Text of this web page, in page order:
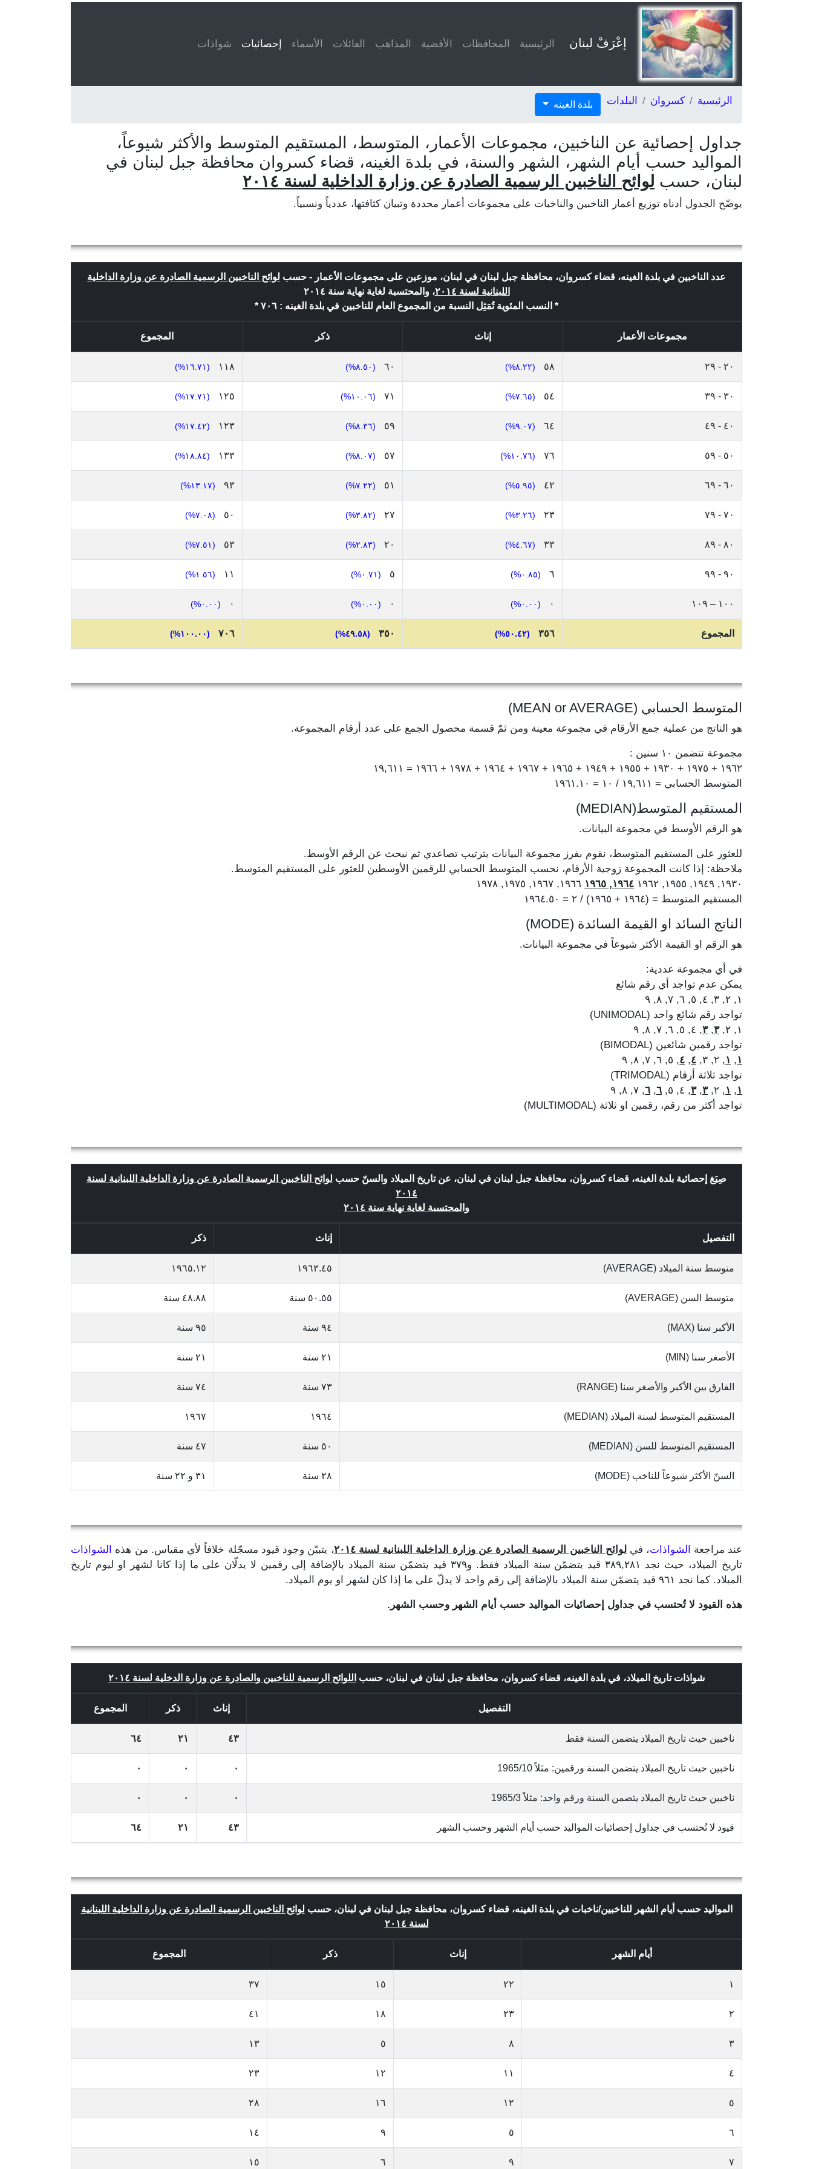
إعْرَفْ لبنان الرئيسية المحافظات الأقضية المذاهب العائلات الأسماء إحصائيات شواذات
الرئيسية كسروان البلدات بلدة الغينه
جداول إحصائية عن الناخبين، مجموعات الأعمار، المتوسط، المستقيم المتوسط والأكثر شيوعاً،
المواليد حسب أيام الشهر، الشهر والسنة، في بلدة الغينه، قضاء كسروان محافظة جبل لبنان في
لبنان، حسب لوائح الناخبين الرسمية الصادرة عن وزارة الداخلية لسنة ٢٠١٤
يوضّح الجدول أدناه توزيع أعمار الناخبين والناخبات على مجموعات أعمار محددة وتبيان كثافتها، عددياً ونسبياً.
عدد الناخبين في بلدة الغينه، قضاء كسروان، محافظة جبل لبنان في لبنان، موزعين على مجموعات الأعمار - حسب لوائح الناخبين الرسمية الصادرة عن وزارة الداخلية
اللبنانية لسنة ٢٠١٤
، والمحتسبة لغاية نهاية سنة ٢٠١٤
* النسب المئوية تُمَثِل النسبة من المجموع العام للناخبين في بلدة الغينه : ٧٠٦ *
مجموعات الأعمار إناث ذكر المجموع
٢٠ - ٢٩ ٥٨ (٨.٢٢%) ٦٠ (٨.٥٠%) ١١٨ (١٦.٧١%)
٣٠ - ٣٩ ٥٤ (٧.٦٥%) ٧١ (١٠.٠٦%) ١٢٥ (١٧.٧١%)
٤٠ - ٤٩ ٦٤ (٩.٠٧%) ٥٩ (٨.٣٦%) ١٢٣ (١٧.٤٢%)
٥٠ - ٥٩ ٧٦ (١٠.٧٦%) ٥٧ (٨.٠٧%) ١٣٣ (١٨.٨٤%)
٦٠ - ٦٩ ٤٢ (٥.٩٥%) ٥١ (٧.٢٢%) ٩٣ (١٣.١٧%)
٧٠ - ٧٩ ٢٣ (٣.٢٦%) ٢٧ (٣.٨٢%) ٥٠ (٧.٠٨%)
٨٠ - ٨٩ ٣٣ (٤.٦٧%) ٢٠ (٢.٨٣%) ٥٣ (٧.٥١%)
٩٠ - ٩٩ ٦ (٠.٨٥%) ٥ (٠.٧١%) ١١ (١.٥٦%)
١٠٠ – ١٠٩ ٠ (٠.٠٠%) ٠ (٠.٠٠%) ٠ (٠.٠٠%)
المجموع ٣٥٦ (٥٠.٤٢%) ٣٥٠ (٤٩.٥٨%) ٧٠٦ (١٠٠.٠٠%)
المتوسط الحسابي (MEAN or AVERAGE)
هو الناتج من عملية جمع الأرقام في مجموعة معينة ومن ثمّ قسمة محصول الجمع على عدد أرقام المجموعة.
مجموعة تتضمن ١٠ سنين :
١٩٦٢ + ١٩٧٥ + ١٩٣٠ + ١٩٥٥ + ١٩٤٩ + ١٩٦٥ + ١٩٦٧ + ١٩٦٤ + ١٩٧٨ + ١٩٦٦ = ١٩,٦١١
المتوسط الحسابي = ١٩,٦١١ / ١٠ = ١٩٦١.١٠
المستقيم المتوسط(MEDIAN)
هو الرقم الأوسط في مجموعة البيانات.
للعثور على المستقيم المتوسط، نقوم بفرز مجموعة البيانات بترتيب تصاعدي ثم نبحث عن الرقم الأوسط.
ملاحظة: إذا كانت المجموعة زوجية الأرقام، نحسب المتوسط الحسابي للرقمين الأوسطين للعثور على المستقيم المتوسط.
١٩٣٠, ١٩٤٩, ١٩٥٥, ١٩٦٢
١٩٦٤, ١٩٦٥
المستقيم المتوسط = (١٩٦٤ + ١٩٦٥) / ٢ = ١٩٦٤.٥٠
الناتج السائد او القيمة السائدة (MODE)
هو الرقم او القيمة الأكثر شيوعاً في مجموعة البيانات.
في أي مجموعة عددية:
يمكن عدم تواجد أي رقم شائع
١, ٢, ٣, ٤, ٥, ٦, ٧, ٨, ٩
تواجد رقم شائع واحد (UNIMODAL)
١, ٢,
٣,٣, ٤, ٥, ٦, ٧, ٨, ٩
تواجد رقمين شائعين (BIMODAL)
١, ١, ٢, ٣, ٤, ٤, ٥, ٦, ٧, ٨, ٩
تواجد ثلاثة أرقام (TRIMODAL)
١, ١, ٢, ٣,٣, ٤, ٥, ٦, ٦, ٧, ٨, ٩
تواجد أكثر من رقم، رقمين او ثلاثة (MULTIMODAL)
صِيَغ إحصائية بلدة الغينه، قضاء كسروان، محافظة جبل لبنان في لبنان، عن تاريخ الميلاد والسنّ حسب لوائح الناخبين الرسمية الصادرة عن وزارة الداخلية اللبنانية لسنة
٢٠١٤
والمحتسبة لغاية نهاية سنة ٢٠١٤
التفصيل إناث ذكر
متوسط سنة الميلاد (AVERAGE) ١٩٦٣.٤٥ ١٩٦٥.١٢
متوسط السن (AVERAGE) ٥٠.٥٥ سنة ٤٨.٨٨ سنة
الأكبر سنا (MAX) ٩٤ سنة ٩٥ سنة
الأصغر سنا (MIN) ٢١ سنة ٢١ سنة
الفارق بين الأكبر والأصغر سنا (RANGE) ٧٣ سنة ٧٤ سنة
المستقيم المتوسط لسنة الميلاد (MEDIAN) ١٩٦٤ ١٩٦٧
المستقيم المتوسط للسن (MEDIAN) ٥٠ سنة ٤٧ سنة
السنّ الأكثر شيوعاً للناخب (MODE) ٢٨ سنة ٣١ و ٢٢ سنة
عند مراجعة الشواذات، فيلوائح الناخبين الرسمية الصادرة عن وزارة الداخلية اللبنانية لسنة ٢٠١٤ ، يتبيّن وجود قيود مسجّلة خلافاً لأي مقياس. من هذه
الشواذات
تاريخ الميلاد، حيث نجد ٣٨٩,٢٨١ قيد يتضمّن سنة الميلاد فقط. و٣٧٩ قيد يتضمّن سنة الميلاد بالإضافة إلى رقمين لا يدلّان على ما إذا كانا لشهر او ليوم تاريخ
الميلاد. كما نجد ٩٦١ قيد يتضمّن سنة الميلاد بالإضافة إلى رقم واحد لا يدلّ على ما إذا كان لشهر او يوم الميلاد.
هذه القيود لا تُحتسب في جداول إحصائيات المواليد حسب أيام الشهر وحسب الشهر.
شواذات تاريخ الميلاد، في بلدة الغينه، قضاء كسروان، محافظة جبل لبنان في لبنان، حسب اللوائح الرسمية للناخبين والصادرة عن وزارة الدخلية لسنة ٢٠١٤
التفصيل إناث ذكر المجموع
ناخبين حيث تاريخ الميلاد يتضمن السنة فقط ٤٣ ٢١ ٦٤
ناخبين حيث تاريخ الميلاد يتضمن السنة ورقمين: مثلاً 1965/10 ٠ ٠ ٠
ناخبين حيث تاريخ الميلاد يتضمن السنة ورقم واحد: مثلاً 1965/3 ٠ ٠ ٠
قيود لا تُحتسب في جداول إحصائيات المواليد حسب أيام الشهر وحسب الشهر ٤٣ ٢١ ٦٤
المواليد حسب أيام الشهر للناخبين/ناخبات في بلدة الغينه، قضاء كسروان، محافظة جبل لبنان في لبنان، حسب لوائح الناخبين الرسمية الصادرة عن وزارة الداخلية اللبنانية
لسنة ٢٠١٤
أيام الشهر إناث ذكر المجموع
١ ٢٢ ١٥ ٣٧
٢ ٢٣ ١٨ ٤١
٣ ٨ ٥ ١٣
٤ ١١ ١٢ ٢٣
٥ ١٢ ١٦ ٢٨
٦ ٥ ٩ ١٤
٧ ٩ ٦ ١٥